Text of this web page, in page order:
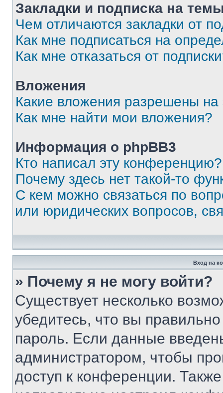
Закладки и подписка на
Чем отличаются закладки от
Как мне подписаться на
Как мне отказаться от
Вложения
Какие вложения разрешены
Как мне найти мои вложения?
Информация о phpBB3
Кто написал эту конференцию?
Почему здесь нет такой-то
С кем можно связаться по
или юридических вопросов,
Вход на
» Почему я не могу войти?
Существует несколько
убедитесь, что вы
пароль. Если данные
администратором, чтобы
доступ к конференции.